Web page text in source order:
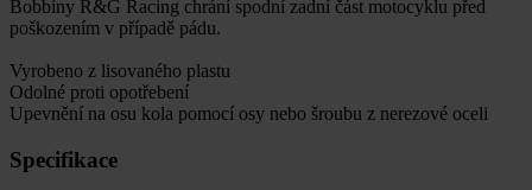
Bobbiny R&G Racing chrání spodní zadní část motocyklu před
poškozením v případě pádu.
Vyrobeno z lisovaného plastu
Odolné proti opotřebení
Upevnění na osu kola pomocí osy nebo šroubu z nerezové oceli
Specifikace